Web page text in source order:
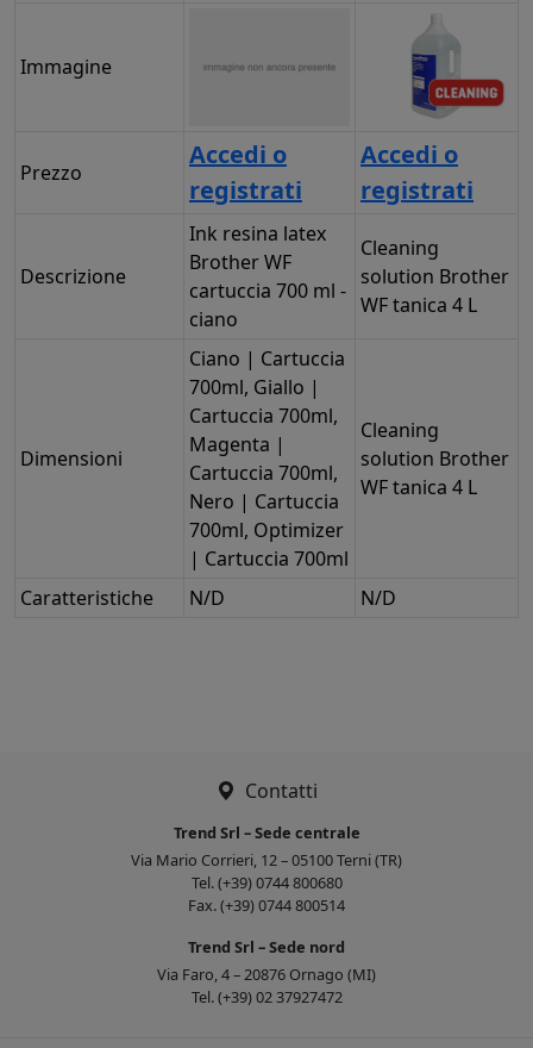
Immagine
Prezzo
Accedi o
registrati
Accedi o
registrati
Descrizione
Ink resina latex
Brother WF
cartuccia 700 ml -
ciano
Cleaning
solution Brother
WF tanica 4 L
Dimensioni
Ciano | Cartuccia
700ml, Giallo |
Cartuccia 700ml,
Magenta |
Cartuccia 700ml,
Nero | Cartuccia
700ml, Optimizer
| Cartuccia 700ml
Cleaning
solution Brother
WF tanica 4 L
Caratteristiche N/D N/D
Contatti
Trend Srl – Sede centrale
Via Mario Corrieri, 12 – 05100 Terni (TR)
Tel. (+39) 0744 800680
Fax. (+39) 0744 800514
Trend Srl – Sede nord
Via Faro, 4 – 20876 Ornago (MI)
Tel. (+39) 02 37927472